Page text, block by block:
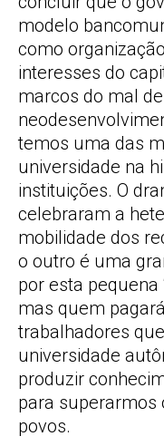
modelo
como
interesses do
marcos do mal
temos uma das
universidade na
instituições. O
celebraram a
mobilidade dos
o outro é uma
por esta pequena
mas quem
trabalhadores
universidade
produzir
para superarmos
povos.